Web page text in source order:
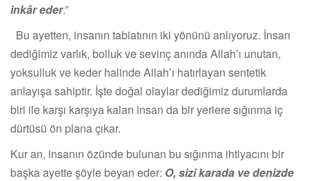
inkâr eder.”
Bu ayetten, insanın tabiatının iki yönünü anlıyoruz. İnsan
dediğimiz varlık, bolluk ve sevinç anında Allah’ı unutan,
yoksulluk ve keder halinde Allah’ı hatırlayan sentetik
anlayışa sahiptir. İşte doğal olaylar dediğimiz durumlarda
biri ile karşı karşıya kalan insan da bir yerlere sığınma iç
dürtüsü ön plana çıkar.
Kur an, insanın özünde bulunan bu sığınma ihtiyacını bir
başka ayette şöyle beyan eder: O, sizi karada ve denizde